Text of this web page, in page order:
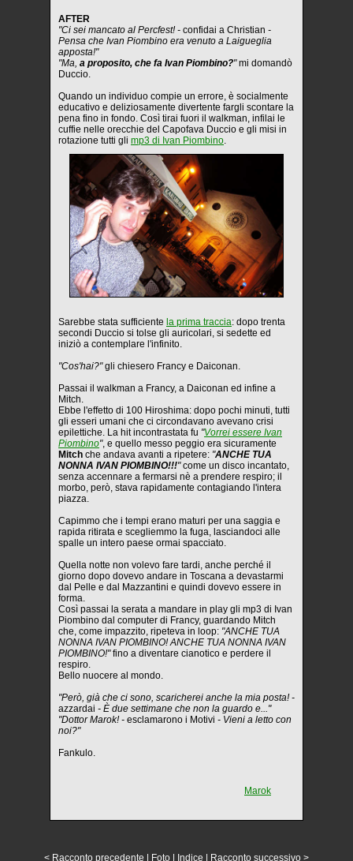
AFTER
"Ci sei mancato al Percfest! - confidai a Christian -
Pensa che Ivan Piombino era venuto a Laigueglia
apposta!"
"Ma, a proposito, che fa Ivan Piombino?"mi domandò
Duccio.
Quando un individuo compie un errore, è socialmente
educativo e deliziosamente divertente fargli scontare la
pena fino in fondo. Così tirai fuori il walkman, infilai le
cuffie nelle orecchie del Capofava Duccio e gli misi in
rotazione tutti gli mp3 di Ivan Piombino.
Sarebbe stata sufficiente la prima traccia: dopo trenta
secondi Duccio si tolse gli auricolari, si sedette ed
iniziò a contemplare l'infinito.
"Cos'hai?"gli chiesero Francy e Daiconan.
Passai il walkman a Francy, a Daiconan ed infine a
Mitch.
Ebbe l'effetto di 100 Hiroshima: dopo pochi minuti, tutti
gli esseri umani che ci circondavano avevano crisi
epilettiche. La hit incontrastata fu "Vorrei essere Ivan
Piombino", e quello messo peggio era sicuramente
Mitch che andava avanti a ripetere: "ANCHE TUA
NONNA IVAN PIOMBINO!!!"come un disco incantato,
senza accennare a fermarsi nè a prendere respiro; il
morbo, però, stava rapidamente contagiando l'intera
piazza.
Capimmo che i tempi erano maturi per una saggia e
rapida ritirata e scegliemmo la fuga, lasciandoci alle
spalle un intero paese ormai spacciato.
Quella notte non volevo fare tardi, anche perché il
giorno dopo dovevo andare in Toscana a devastarmi
dal Pelle e dal Mazzantini e quindi dovevo essere in
forma.
Così passai la serata a mandare in play gli mp3 di Ivan
Piombino dal computer di Francy, guardando Mitch
che, come impazzito, ripeteva in loop: "ANCHE TUA
NONNA IVAN PIOMBINO! ANCHE TUA NONNA IVAN
PIOMBINO!"fino a diventare cianotico e perdere il
respiro.
Bello nuocere al mondo.
"Però, già che ci sono, scaricherei anche la mia posta! -
azzardai - È due settimane che non la guardo e..."
"Dottor Marok! - esclamarono i Motivi - Vieni a letto con
noi?"
Fankulo.
Marok
< Racconto precedente Foto Indice Racconto successivo >